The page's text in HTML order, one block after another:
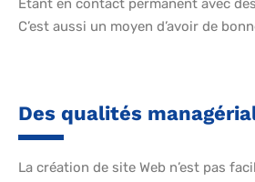
Etant en contact permanent avec
C’est aussi un moyen d’avoir de
Des qualités
La création de site Web n’est pas